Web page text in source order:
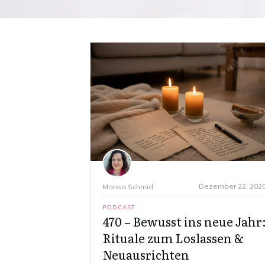
Marisa Schmid Dezember 22,
PODCAST
470 – Bewusst ins neue
Rituale zum Loslassen &
Neuausrichten